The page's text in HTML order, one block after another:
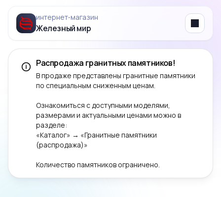
интернет‑магазин
Железный мир Menu
Распродажа гранитных памятников!
В продаже представлены гранитные памятники
по специальным сниженным ценам.
Ознакомиться с доступными моделями,
размерами и актуальными ценами можно в
разделе:
«Каталог» → «Гранитные памятники
(распродажа)»
Количество памятников ограничено.